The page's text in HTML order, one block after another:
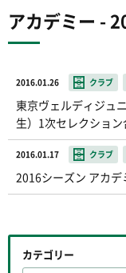
アカデミー -
2016.01.26 クラブ
東京ヴェルディジュ
生）1次セレクショ
2016.01.17 クラブ
2016シーズン アカ
カテゴリー